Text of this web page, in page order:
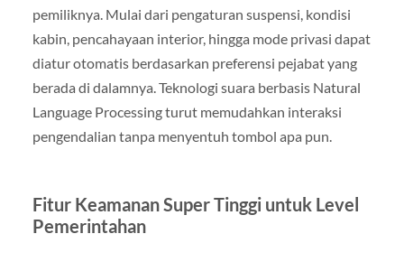
pemiliknya. Mulai dari pengaturan suspensi, kondisi
kabin, pencahayaan interior, hingga mode privasi dapat
diatur otomatis berdasarkan preferensi pejabat yang
berada di dalamnya. Teknologi suara berbasis Natural
Language Processing turut memudahkan interaksi
pengendalian tanpa menyentuh tombol apa pun.
Fitur Keamanan Super Tinggi untuk Level
Pemerintahan